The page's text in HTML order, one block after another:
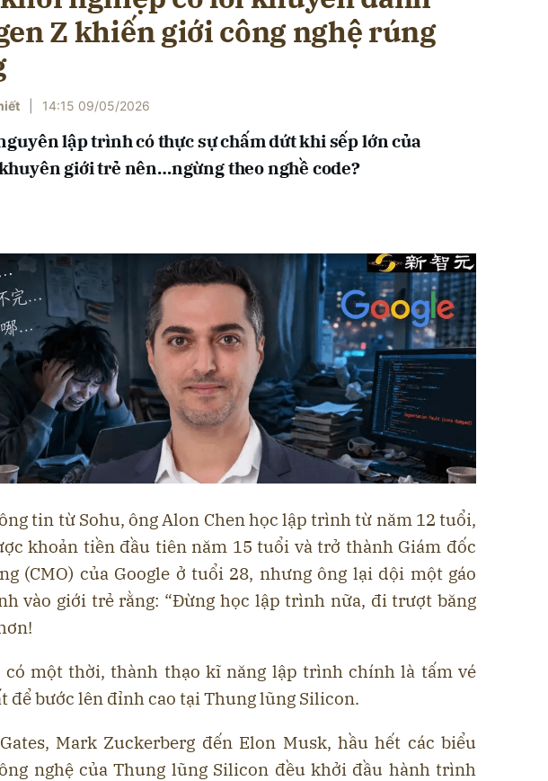
Z khiến giới công nghệ rúng
14:15 09/05/2026
lập trình có thực sự chấm dứt khi sếp lớn của
giới trẻ nên…ngừng theo nghề code?
tin từ Sohu, ông Alon Chen học lập trình từ năm 12 tuổi,
khoản tiền đầu tiên năm 15 tuổi và trở thành Giám đốc
(CMO) của Google ở tuổi 28, nhưng ông lại dội một gáo
vào giới trẻ rằng: “Đừng học lập trình nữa, đi trượt băng
có một thời, thành thạo kĩ năng lập trình chính là tấm vé
để bước lên đỉnh cao tại Thung lũng Silicon.
Mark Zuckerberg đến Elon Musk, hầu hết các biểu
nghệ của Thung lũng Silicon đều khởi đầu hành trình